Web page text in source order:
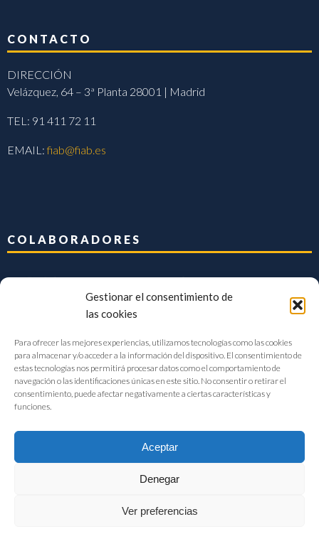
Gestionar el consentimiento de
las cookies
Para ofrecer las mejores experiencias, utilizamos tecnologías como las cookies
para almacenar y/o acceder a la información del dispositivo. El consentimiento de
estas tecnologías nos permitirá procesar datos como el comportamiento de
navegación o las identificaciones únicas en este sitio. No consentir o retirar el
consentimiento, puede afectar negativamente a ciertas características y
funciones.
Aceptar
Denegar
Ver preferencias
CONTACTO
DIRECCIÓN
Velázquez, 64 – 3ª Planta 28001 | Madrid
TEL: 91 411 72 11
EMAIL:fiab@fiab.es
COLABORADORES
FIAB Federación Española de Industrias de la Alimentación y Bebidas